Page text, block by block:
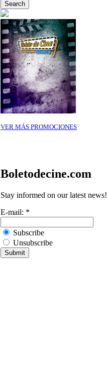
VER MÁS PROMOCIONES
Boletodecine.com
Stay informed on our latest news!
E-mail: *
Subscribe
Unsubscribe